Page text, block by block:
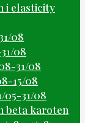
i elasticity
08
08
31/08
15/08
05-31/08
beta karoten